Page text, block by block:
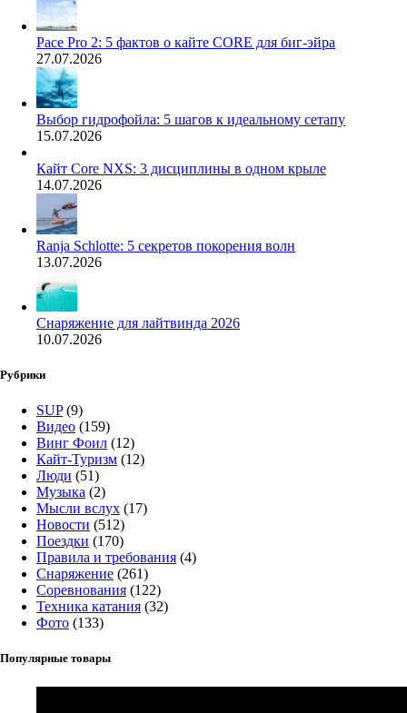
Pace Pro 2: 5 фактов о кайте CORE для биг-эйра
27.07.2026
Выбор гидрофойла: 5 шагов к идеальному сетапу
15.07.2026
Кайт Core NXS: 3 дисциплины в одном крыле
14.07.2026
Ranja Schlotte: 5 секретов покорения волн
13.07.2026
Снаряжение для лайтвинда 2026
10.07.2026
Рубрики
SUP(9)
Видео (159)
Винг Фоил (12)
Кайт-Туризм (12)
Люди (51)
Музыка (2)
Мысли вслух (17)
Новости (512)
Поездки (170)
Правила и требования (4)
Снаряжение (261)
Соревнования (122)
Техника катания (32)
Фото (133)
Популярные товары